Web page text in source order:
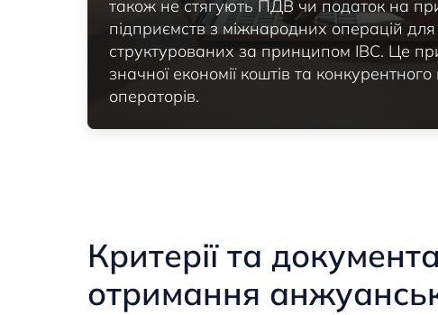
також не стягують ПДВ чи податок на
підприємств з міжнародних операцій для
структурованих за принципом IBC. Це
значної економії коштів та
операторів.
Критерії та
отримання